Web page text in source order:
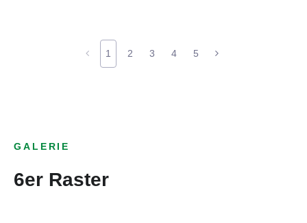
1 2 3 4 5
GALERIE
6er Raster